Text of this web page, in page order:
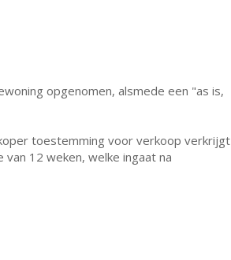
opgenomen, alsmede een "as is,
toestemming voor verkoop verkrijgt
12 weken, welke ingaat na